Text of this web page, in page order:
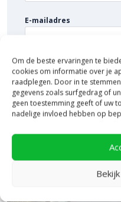
Om de beste ervaringen te
cookies om informatie over je
raadplegen. Door in te
gegevens zoals surfgedrag of
geen toestemming geeft of uw
nadelige invloed hebben op
E-mailadres